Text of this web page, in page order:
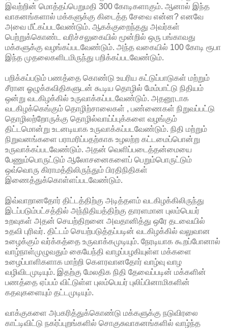
இவற்றின் மொத்தப்பெறுமதி 300 கோடிகளாகும். ஆனால் இந்த
வாகனங்களால் மக்களுக்கு கிடைத்த சேவை என்ன? எனவே
அவை மீட்கப்படவேண்டும். ஆகக்குறைந்தது அவர்கள்
பெற்றுக்கொண்ட வரிச்சலுகையில் மூன்றில் ஒரு பங்காவது
மக்களுக்கு வழங்கப்படவேண்டும். அந்த வகையில் 100 கோடி ரூபா
இந்த முதலைகளிடமிருந்து பறிக்கப்படவேண்டும்.
பறிக்கப்படும் பணத்தை கொண்டு உயரிய கட்டுப்பாடுகள் மற்றும்
சீரான ஓழுக்கவிதிகளுடன் கூடிய தொழில் மேம்பாட்டு நிதியம்
ஒன்று வடகிழக்கில் உருவாக்கப்படவேண்டும். அதனூடாக
வடகிழக்கெங்கும் தொழிற்சாலைகள் , பண்ணைகள் நிறுவப்பட்டு
தொழிலற்றோருக்கு தொழில்வாய்ப்புக்களை வழங்கும்
திட்டமொன்று உடனடியாக உருவாக்கப்படவேண்டும். நிதி மற்றும்
நிறுவனங்களை பராமரிப்பதற்காக உழலற்ற கட்டமைப்பொன்று
உருவாக்கப்படவேண்டும். அதன் வெளிப்படைத்தன்மையை
பேணும்பொருட்டும் ஆலோசனைகளைப் பெறும்பொருட்டும்
ஒவ்வொரு கிராமத்திலிருந்தும் பிரதிநிதிகள்
இணைத்துக்கொள்ளப்படவேண்டும்.
இவ்வாறானதோர் திட்டத்திற்கு அடித்தளம் வடகிழக்கிலிருந்து
இடப்படும்பட்சத்தில் அந்நிதியத்திற்கு தாரளமான புலம்பெயர்
உறவுகள் அதன் செயற்திறனை அவதானித்து ஒரே தடவையில்
உதவி புரிவர். திட்டம் செயற்படுத்தப்படின் வடகிழக்கில் வலுவான
உழைக்கும் வர்க்கத்தை உருவாக்கமுடியும். நேரடியாக கூறப்போனால்
வாழ்நாள்முழுவதும் கையேந்தி வாழப்பழகியுள்ள மக்களை
உழைப்பாளிகளாக மாற்றி கௌரவானதோர் வாழ்வு வாழ
வழிவிடமுடியும். இதற்கு மேலதிக நிதி தேவைப்படின் மக்களின்
பணத்தை ஏப்பம் விட்டுள்ள புலம்பெயர் புலிப்பினாமிகளின்
கதவுகளையும் தட்டமுடியும்.
வாக்குகளை அபகரித்துக்கொண்டு மக்களுக்கு நடுவிரலை
காட்டிவிட்டு நகர்ப்புறங்களில் சொகுசுவாகனங்களில் வாழ்ந்த